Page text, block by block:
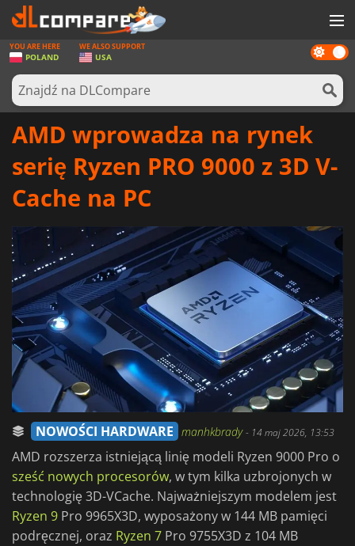
GRY
KARTY DO GIER
OPROGRAMOWANIE
SPRZĘT KOMPUTEROWY
ZALOGUJ SIĘ LUB ZAREJESTRUJ
Dark
mode
YOU ARE HERE
POLAND
WE ALSO SUPPORT
USA
AMD wprowadza na rynek
serię Ryzen PRO 9000 z 3D V-
Cache na PC
NOWOŚCI HARDWARE manhkbrady- 14 maj 2026, 13:53
AMD rozszerza istniejącą linię modeli Ryzen 9000 Pro o
sześć nowych procesorów, w tym kilka uzbrojonych w
technologię 3D-VCache. Najważniejszym modelem jest
Ryzen 9 Pro 9965X3D, wyposażony w 144 MB pamięci
podręcznej, oraz Ryzen 7 Pro 9755X3D z 104 MB